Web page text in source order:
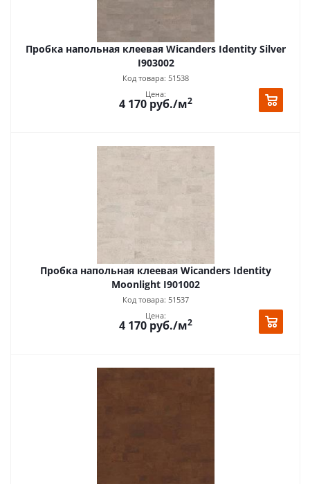
Пробка напольная клеевая Wicanders Identity Silver
I903002
Код товара: 51538
Цена:
4 170 руб./м2
Пробка напольная клеевая Wicanders Identity
Moonlight I901002
Код товара: 51537
Цена:
4 170 руб./м2